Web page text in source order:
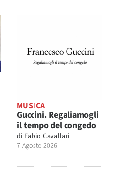
MUSICA
Guccini. Regaliamogli
il tempo del congedo
di Fabio Cavallari
7 Agosto 2026